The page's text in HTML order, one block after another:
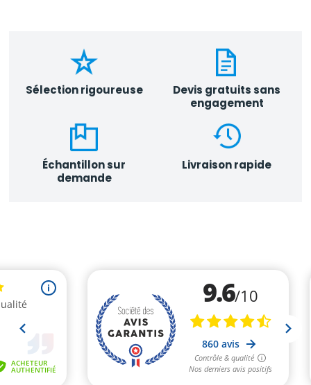
Sélection rigoureuse
Devis gratuits sans
engagement
Échantillon sur
demande
Livraison rapide